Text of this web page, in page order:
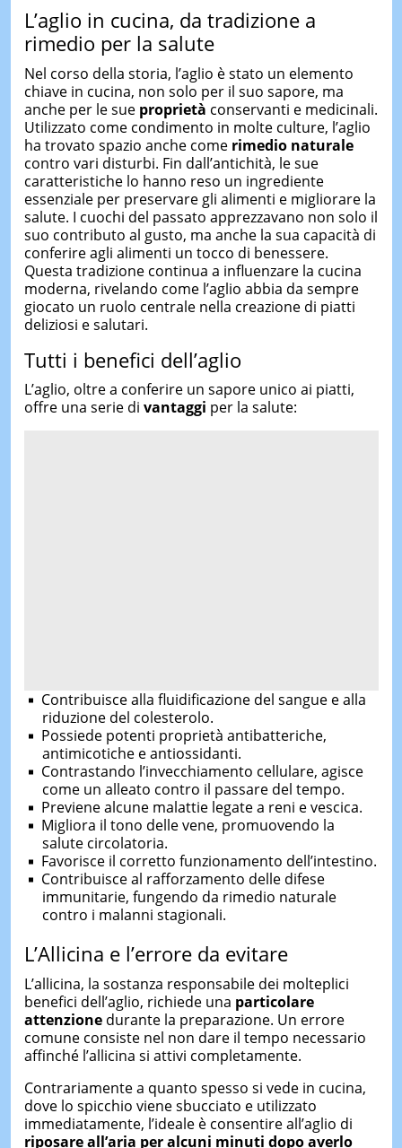
L’aglio in cucina, da tradizione a
rimedio per la salute
Nel corso della storia, l’aglio è stato un elemento
chiave in cucina, non solo per il suo sapore, ma
anche per le sue proprietà conservanti e medicinali.
Utilizzato come condimento in molte culture, l’aglio
ha trovato spazio anche come rimedio naturale
contro vari disturbi. Fin dall’antichità, le sue
caratteristiche lo hanno reso un ingrediente
essenziale per preservare gli alimenti e migliorare la
salute. I cuochi del passato apprezzavano non solo il
suo contributo al gusto, ma anche la sua capacità di
conferire agli alimenti un tocco di benessere.
Questa tradizione continua a influenzare la cucina
moderna, rivelando come l’aglio abbia da sempre
giocato un ruolo centrale nella creazione di piatti
deliziosi e salutari.
Tutti i benefici dell’aglio
L’aglio, oltre a conferire un sapore unico ai piatti,
offre una serie di vantaggi per la salute:
Contribuisce alla fluidificazione del sangue e alla
riduzione del colesterolo.
Possiede potenti proprietà antibatteriche,
antimicotiche e antiossidanti.
Contrastando l’invecchiamento cellulare, agisce
come un alleato contro il passare del tempo.
Previene alcune malattie legate a reni e vescica.
Migliora il tono delle vene, promuovendo la
salute circolatoria.
Favorisce il corretto funzionamento dell’intestino.
Contribuisce al rafforzamento delle difese
immunitarie, fungendo da rimedio naturale
contro i malanni stagionali.
L’Allicina e l’errore da evitare
L’allicina, la sostanza responsabile dei molteplici
benefici dell’aglio, richiede una particolare
attenzionedurante la preparazione. Un errore
comune consiste nel non dare il tempo necessario
affinché l’allicina si attivi completamente.
Contrariamente a quanto spesso si vede in cucina,
dove lo spicchio viene sbucciato e utilizzato
immediatamente, l’ideale è consentire all’aglio di
riposare all’aria per alcuni minuti dopo averlo